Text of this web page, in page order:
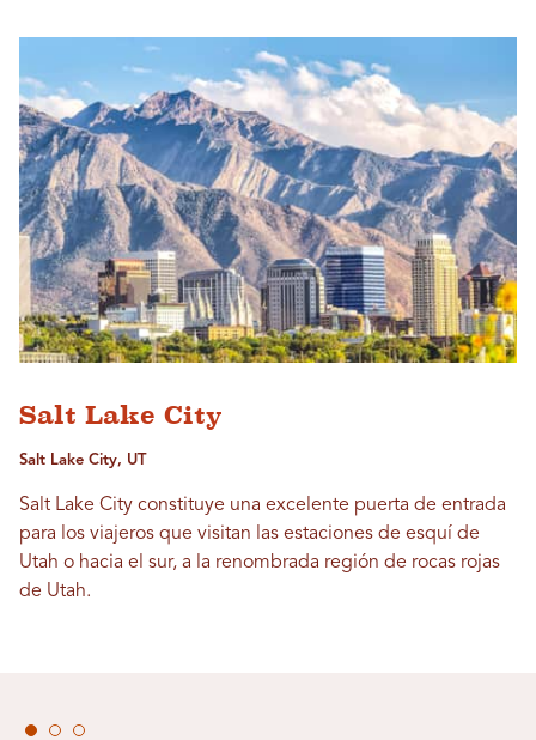
Salt Lake City
Salt Lake City, UT
Salt Lake City constituye una excelente puerta de entrada
para los viajeros que visitan las estaciones de esquí de
Utah o hacia el sur, a la renombrada región de rocas rojas
de Utah.